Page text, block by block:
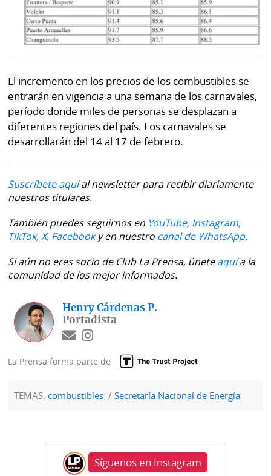
Sábado
Picante
La
Repregunta
Sabrina
Sin
El incremento en los precios de los combustibles se
entrarán en vigencia a una semana de los carnavales,
período donde miles de personas se desplazan a
diferentes regiones del país. Los carnavales se
desarrollarán del 14 al 17 de febrero.
Suscríbete aquíal newsletter para recibir diariamente
nuestros titulares.
También puedes seguirnos en YouTube, Instagram,
TikTok, X, Facebooky en nuestro canal de WhatsApp.
Si aún no eres socio de Club La Prensa, úneteaquía la
comunidad de los mejor informados.
Henry Cárdenas P.
Portadista
La Prensa forma parte de
TEMAS: combustibles Secretaría Nacional de Energía
Síguenos en Instagram